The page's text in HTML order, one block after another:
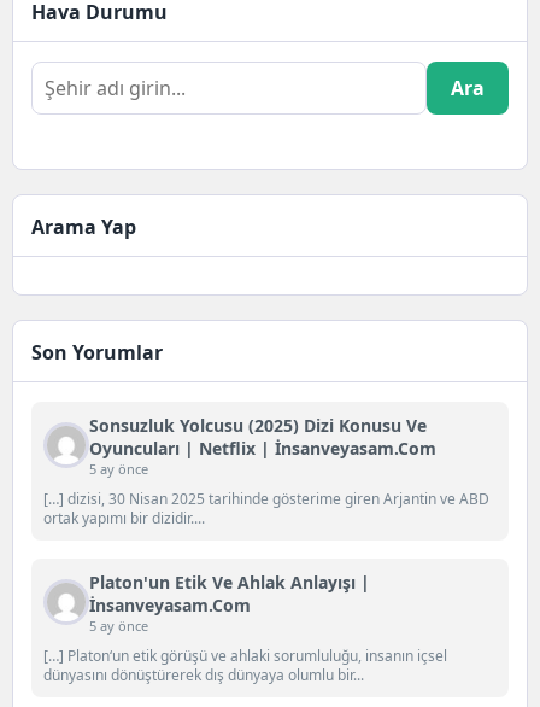
Hava Durumu
Ara
Arama Yap
Son Yorumlar
Sonsuzluk Yolcusu (2025) Dizi Konusu Ve
Oyuncuları | Netflix | İnsanveyasam.com
5 ay önce
[…] dizisi, 30 Nisan 2025 tarihinde gösterime giren Arjantin ve ABD
ortak yapımı bir dizidir....
Platon'un Etik Ve Ahlak Anlayışı |
İnsanveyasam.com
5 ay önce
[…] Platon‘un etik görüşü ve ahlaki sorumluluğu, insanın içsel
dünyasını dönüştürerek dış dünyaya olumlu bir...